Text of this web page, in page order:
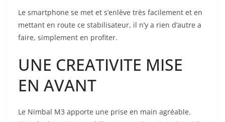
Le smartphone se met et s’enlève très facilement et en
mettant en route ce stabilisateur, il n’y a rien d’autre a
faire, simplement en profiter.
UNE CREATIVITE MISE
EN AVANT
Le Nimbal M3 apporte une prise en main agréable.